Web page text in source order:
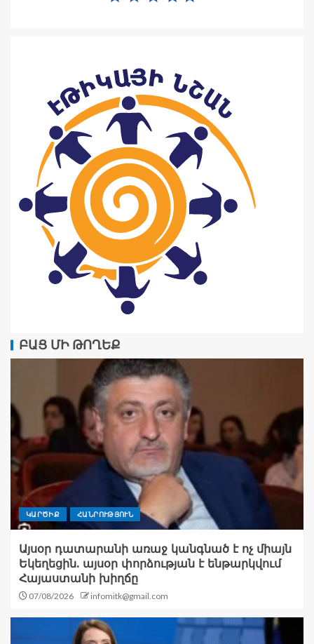
ԲԱՑ ՄԻ ԹՈՂԵՔ
ԿԱՐԾԻՔ ՀԱՆՐՈՒԹՅՈՒՆ
Այսօր դատարանի առաջ կանգնած է ոչ միայն
Եկեղեցին. այսօր փորձության է ենթարկվում
Հայաստանի խիղճը
07/08/2026 infomitk@gmail.com